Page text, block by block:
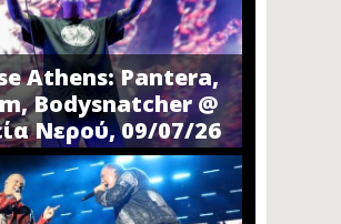
Athens: Pantera,
Bodysnatcher @
Νερού, 09/07/26